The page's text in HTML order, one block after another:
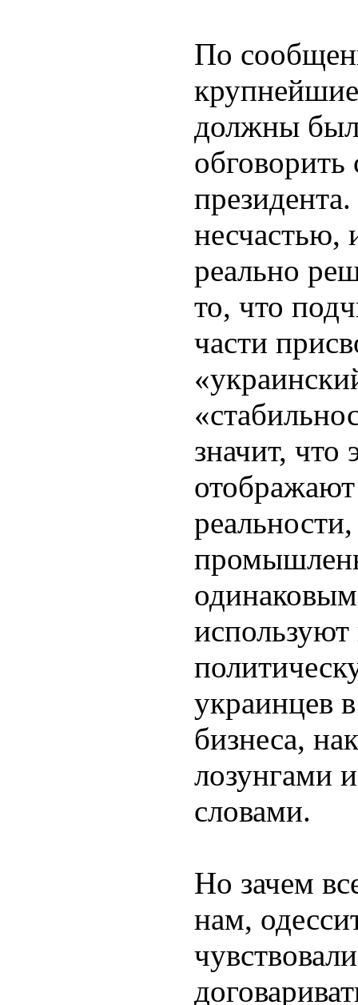
По
должны
обговорить
несчастью,
реально
то, что
части
значит, что
украинцев
бизнеса,
лозунгами
словами.
Но зачем
нам,